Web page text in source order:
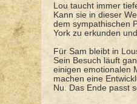
Lou taucht immer
Kann sie in dieser
dem sympathischen
York zu erkunden
Für Sam bleibt in
Sein Besuch läuft
einigen emotionalen
machen eine
Nu. Das Ende passt